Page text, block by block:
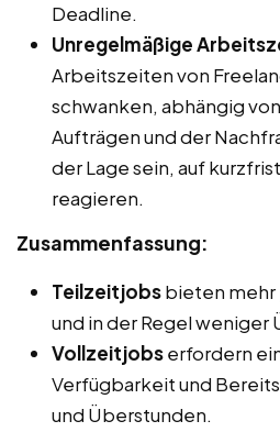
Deadline.
Unregelmäßige
Arbeitszeiten von
schwanken, abhängig
Aufträgen und der
der Lage sein, auf
reagieren.
Zusammenfassung:
Teilzeitjobsbieten mehr
und in der Regel weniger
Vollzeitjobserfordern
Verfügbarkeit und
und Überstunden.